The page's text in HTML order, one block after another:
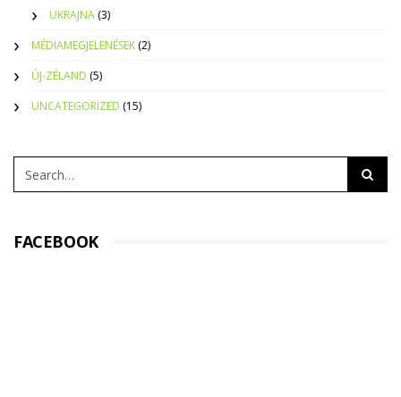
UKRAJNA (3)
MÉDIAMEGJELENÉSEK (2)
ÚJ-ZÉLAND (5)
UNCATEGORIZED (15)
FACEBOOK